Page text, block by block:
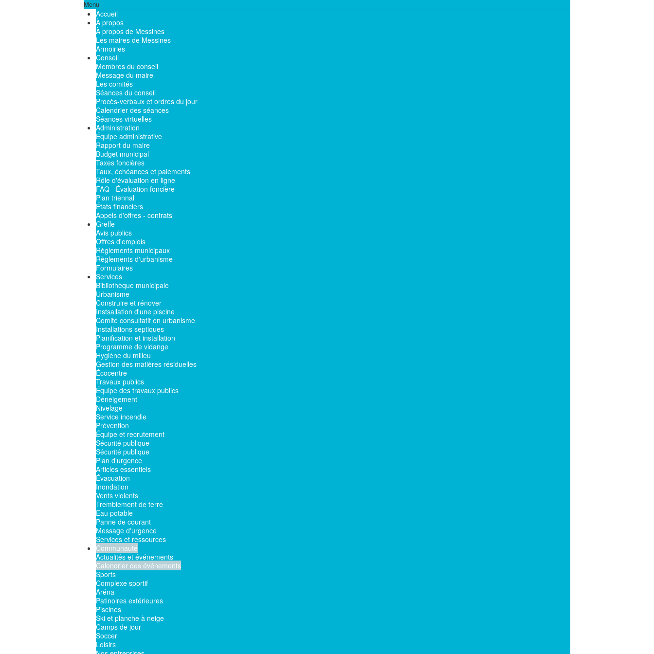
Menu
Accueil
À propos
À propos de Messines
Les maires de Messines
Armoiries
Conseil
Membres du conseil
Message du maire
Les comités
Séances du conseil
Procès-verbaux et ordres du jour
Calendrier des séances
Séances virtuelles
Administration
Équipe administrative
Rapport du maire
Budget municipal
Taxes foncières
Taux, échéances et paiements
Rôle d'évaluation en ligne
FAQ - Évaluation foncière
Plan triennal
États financiers
Appels d'offres - contrats
Greffe
Avis publics
Offres d'emplois
Règlements municipaux
Règlements d'urbanisme
Formulaires
Services
Bibliothèque municipale
Urbanisme
Construire et rénover
Instsallation d'une piscine
Comité consultatif en urbanisme
Installations septiques
Planification et installation
Programme de vidange
Hygiène du milieu
Gestion des matières résiduelles
Écocentre
Travaux publics
Équipe des travaux publics
Déneigement
Nivelage
Service incendie
Prévention
Équipe et recrutement
Sécurité publique
Sécurité publique
Plan d'urgence
Articles essentiels
Évacuation
Inondation
Vents violents
Tremblement de terre
Eau potable
Panne de courant
Message d'urgence
Services et ressources
Communauté
Actualités et événements
Calendrier des événements
Sports
Complexe sportif
Aréna
Patinoires extérieures
Piscines
Ski et planche à neige
Camps de jour
Soccer
Loisirs